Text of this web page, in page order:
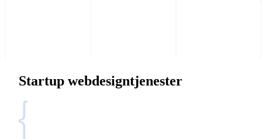
Startup webdesigntjenester